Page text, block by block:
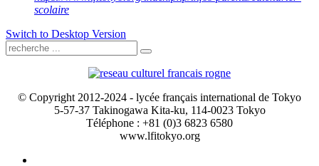
scolaire
Switch to Desktop Version
© Copyright 2012-2024 - lycée français international de Tokyo
5-57-37 Takinogawa Kita-ku, 114-0023 Tokyo
Téléphone : +81 (0)3 6823 6580
www.lfitokyo.org